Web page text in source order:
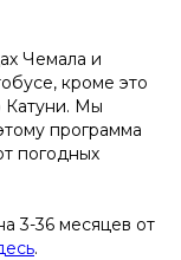
Чемала и
кроме это
Катуни. Мы
программа
погодных
3-36 месяцев от
.